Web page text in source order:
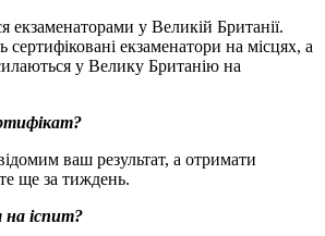
екзаменаторами у Великій Британії.
сертифіковані екзаменатори на місцях, а
у Велику Британію на
ваш результат, а отримати
ще за тиждень.
на іспит?